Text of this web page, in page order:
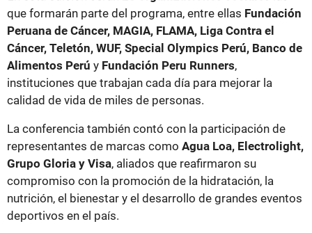
que formarán parte del programa, entre ellas Fundación
Peruana de Cáncer, MAGIA, FLAMA, Liga Contra el
Cáncer, Teletón, WUF, Special Olympics Perú, Banco de
Alimentos Perú y Fundación Peru Runners,
instituciones que trabajan cada día para mejorar la
calidad de vida de miles de personas.
La conferencia también contó con la participación de
representantes de marcas como Agua Loa, Electrolight,
Grupo Gloria y Visa, aliados que reafirmaron su
compromiso con la promoción de la hidratación, la
nutrición, el bienestar y el desarrollo de grandes eventos
deportivos en el país.